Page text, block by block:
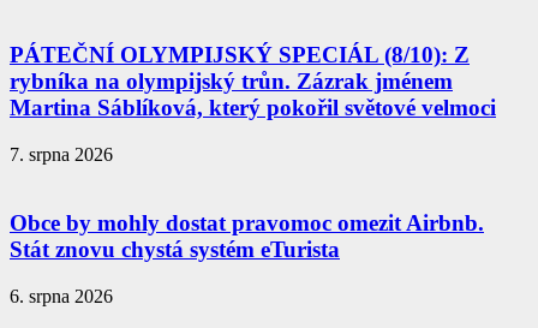
PÁTEČNÍ OLYMPIJSKÝ SPECIÁL (8/10): Z
rybníka na olympijský trůn. Zázrak jménem
Martina Sáblíková, který pokořil světové velmoci
7. srpna 2026
Obce by mohly dostat pravomoc omezit Airbnb.
Stát znovu chystá systém eTurista
6. srpna 2026